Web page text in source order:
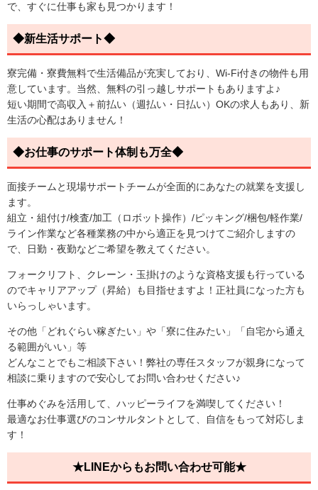
で、すぐに仕事も家も見つかります！
◆新生活サポート◆
寮完備・寮費無料で生活備品が充実しており、Wi-Fi付きの物件も用
意しています。当然、無料の引っ越しサポートもありますよ♪
短い期間で高収入＋前払い（週払い・日払い）OKの求人もあり、新
生活の心配はありません！
◆お仕事のサポート体制も万全◆
面接チームと現場サポートチームが全面的にあなたの就業を支援し
ます。
組立・組付け/検査/加工（ロボット操作）/ピッキング/梱包/軽作業/
ライン作業など各種業務の中から適正を見つけてご紹介しますの
で、日勤・夜勤などご希望を教えてください。
フォークリフト、クレーン・玉掛けのような資格支援も行っている
のでキャリアアップ（昇給）も目指せますよ！正社員になった方も
いらっしゃいます。
その他「どれぐらい稼ぎたい」や「寮に住みたい」「自宅から通え
る範囲がいい」等
どんなことでもご相談下さい！弊社の専任スタッフが親身になって
相談に乗りますので安心してお問い合わせください♪
仕事めぐみを活用して、ハッピーライフを満喫してください！
最適なお仕事選びのコンサルタントとして、自信をもって対応しま
す！
★LINEからもお問い合わせ可能★